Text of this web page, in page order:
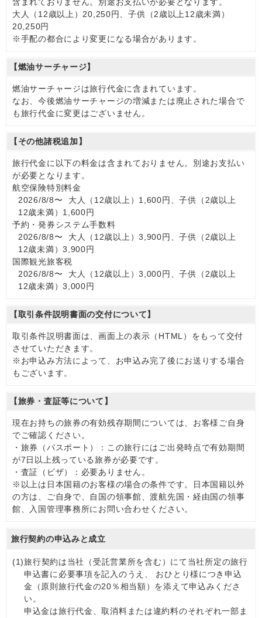
大人（12歳以上）20,250円、子供（2歳以上12歳未満）
20,250円
※手配の都合により変更になる場合があります。
【燃油サーチャージ】
燃油サーチャージは旅行代金に含まれています。
なお、今後燃油サーチャージの増減または廃止された場合で
も旅行代金に変更はございません。
【その他諸税追加】
旅行代金に以下の料金は含まれておりません。別途お支払い
が必要となります。
航空保険特別料金
2026/8/8〜 大人（12歳以上）1,600円、子供（2歳以上
12歳未満）1,600円
予約・発券システム手数料
2026/8/8〜 大人（12歳以上）3,900円、子供（2歳以上
12歳未満）3,900円
国際観光旅客税
2026/8/8〜 大人（12歳以上）3,000円、子供（2歳以上
12歳未満）3,000円
【取引条件説明書面の交付について】
取引条件説明書面は、画面上の表示（HTML）をもって交付
させていただきます。
※お申込み方法によって、お申込み完了後にお送りする場合
もございます。
【旅券・査証等について】
現在お持ちの旅券の有効残存期間については、お客様ご自身
でご確認ください。
・旅券（パスポート）：この旅行にはご出発時点で有効期間
が7日以上残っている旅券が必要です。
・査証（ビザ）：必要ありません。
※以上は日本国籍のお客様の場合の条件です。日本国籍以外
の方は、ご自身で、自国の領事館、渡航先国・経由国の領事
館、入国管理事務所にお問い合わせください。
旅行契約の申込みと成立
(1)旅行契約は当社（受託営業所を含む）にて当社所定の旅行
申込書に必要事項を記入のうえ、 おひとり様につき申込
金（原則旅行代金の20％相当額）を添えて申込みくださ
い。
申込金は旅行代金、取消料または違約料のそれぞれ一部ま